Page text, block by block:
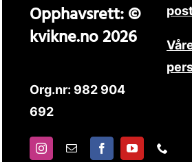
Opphavsrett: ©
kvikne.no 2026
Org.nr: 982 904
692